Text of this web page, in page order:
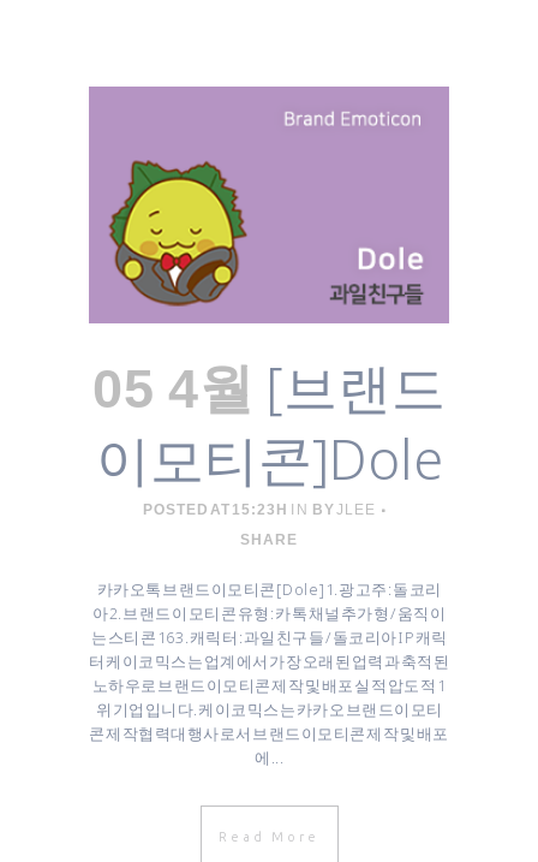
05 4월 [브랜드
이모티콘]Dole
POSTED AT 15:23H IN BYJLEE
SHARE
카카오톡 브랜드이모티콘 [ Dole ] 1. 광고주 : 돌코리
아 2. 브랜드 이모티콘 유형 : 카톡 채널추가형 / 움직이
는 스티콘 16 3. 캐릭터 : 과일친구들 / 돌코리아 IP 캐릭
터 케이코믹스는 업계에서 가장 오래된 업력과 축적된
노하우로 브랜드이모티콘 제작 및 배포 실적 압도적 1
위 기업입니다. 케이코믹스는 카카오 브랜드이모티
콘 제작협력대행사로서 브랜드이모티콘 제작 및 배포
에...
Read More